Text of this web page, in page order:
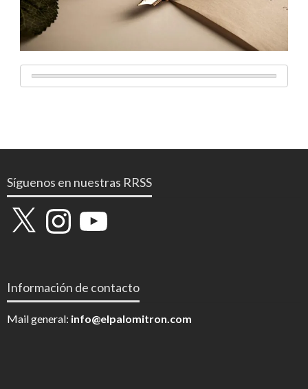
Síguenos en nuestras RRSS
X InstagramYouTube
Información de contacto
Mail general: info@elpalomitron.com